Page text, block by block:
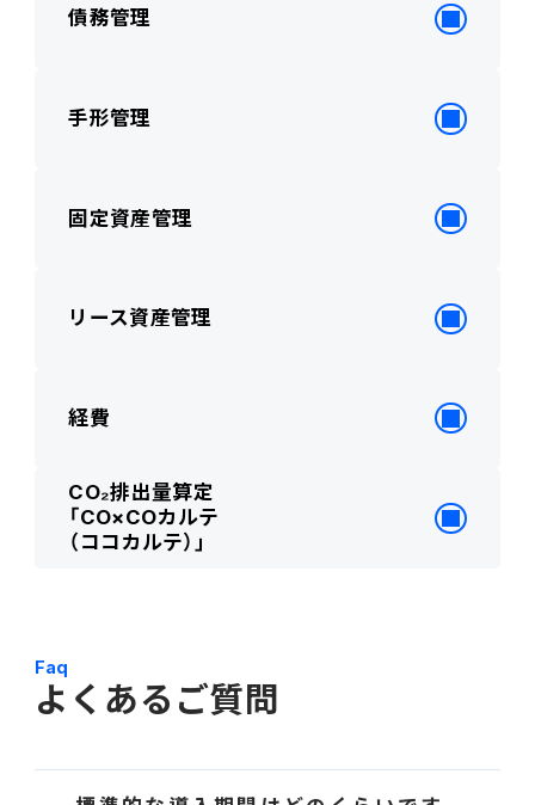
債務管理
手形管理
固定資産管理
リース資産管理
経費
CO₂排出量算定
「CO×COカルテ
（ココカルテ）」
Faq
よくあるご質問